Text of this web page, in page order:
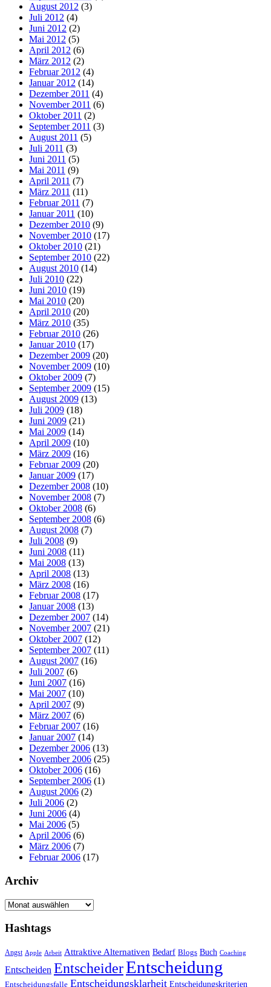
August 2012 (3)
Juli 2012 (4)
Juni 2012 (2)
Mai 2012 (5)
April 2012 (6)
März 2012 (2)
Februar 2012 (4)
Januar 2012 (14)
Dezember 2011 (4)
November 2011 (6)
Oktober 2011 (2)
September 2011 (3)
August 2011 (5)
Juli 2011 (3)
Juni 2011 (5)
Mai 2011 (9)
April 2011 (7)
März 2011 (11)
Februar 2011 (7)
Januar 2011 (10)
Dezember 2010 (9)
November 2010 (17)
Oktober 2010 (21)
September 2010 (22)
August 2010 (14)
Juli 2010 (22)
Juni 2010 (19)
Mai 2010 (20)
April 2010 (20)
März 2010 (35)
Februar 2010 (26)
Januar 2010 (17)
Dezember 2009 (20)
November 2009 (10)
Oktober 2009 (7)
September 2009 (15)
August 2009 (13)
Juli 2009 (18)
Juni 2009 (21)
Mai 2009 (14)
April 2009 (10)
März 2009 (16)
Februar 2009 (20)
Januar 2009 (17)
Dezember 2008 (10)
November 2008 (7)
Oktober 2008 (6)
September 2008 (6)
August 2008 (7)
Juli 2008 (9)
Juni 2008 (11)
Mai 2008 (13)
April 2008 (13)
März 2008 (16)
Februar 2008 (17)
Januar 2008 (13)
Dezember 2007 (14)
November 2007 (21)
Oktober 2007 (12)
September 2007 (11)
August 2007 (16)
Juli 2007 (6)
Juni 2007 (16)
Mai 2007 (10)
April 2007 (9)
März 2007 (6)
Februar 2007 (16)
Januar 2007 (14)
Dezember 2006 (13)
November 2006 (25)
Oktober 2006 (16)
September 2006 (1)
August 2006 (2)
Juli 2006 (2)
Juni 2006 (4)
Mai 2006 (5)
April 2006 (6)
März 2006 (7)
Februar 2006 (17)
Archiv
Archiv
Hashtags
Angst Apple Arbeit Attraktive Alternativen Bedarf Blogs Buch Coaching
Entscheiden EntscheiderEntscheidung
Entscheidungsfalle Entscheidungsklarheit Entscheidungskriterien